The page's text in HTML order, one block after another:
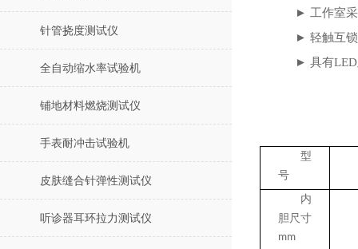
针管挠度测试仪
全自动缩水率试验机
铺地材料燃烧测试仪
手表耐冲击试验机
皮肤缝合针弹性测试仪
听诊器耳环拉力测试仪
► 工作室
► 轻触互
► 具有
型
号
内
胆尺寸
mm